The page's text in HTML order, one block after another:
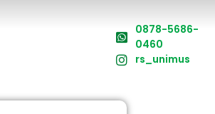
0878-5686-
0460
rs_unimus